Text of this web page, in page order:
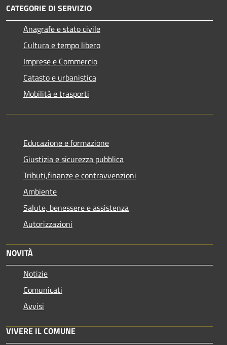
CATEGORIE DI SERVIZIO
Anagrafe e stato civile
Cultura e tempo libero
Imprese e Commercio
Catasto e urbanistica
Mobilità e trasporti
Educazione e formazione
Giustizia e sicurezza pubblica
Tributi,finanze e contravvenzioni
Ambiente
Salute, benessere e assistenza
Autorizzazioni
NOVITÀ
Notizie
Comunicati
Avvisi
VIVERE IL COMUNE